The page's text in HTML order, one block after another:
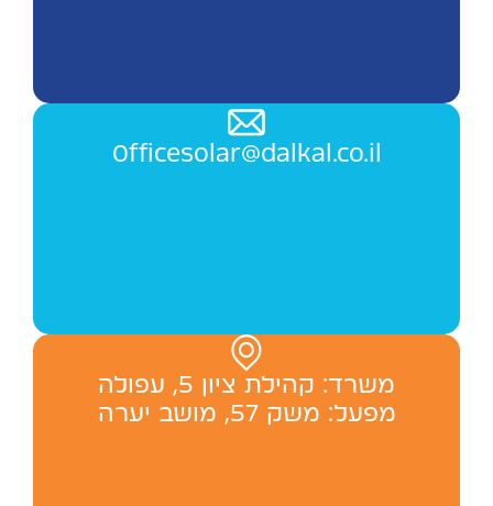
Officesolar@dalkal.co.il
משרד: ‬קהילת ציון 5, עפולה
מפעל: משק 57, מושב יערה